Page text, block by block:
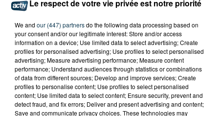
Le respect de votre vie privée est notre priorité
We and our (447) partnersdo the following data processing based on
your consent and/or our legitimate interest: Store and/or access
information on a device; Use limited data to select advertising; Create
profiles for personalised advertising; Use profiles to select personalised
advertising; Measure advertising performance; Measure content
performance; Understand audiences through statistics or combinations
of data from different sources; Develop and improve services; Create
profiles to personalise content; Use profiles to select personalised
content; Use limited data to select content; Ensure security, prevent and
detect fraud, and fix errors; Deliver and present advertising and content;
Save and communicate privacy choices. These technologies may